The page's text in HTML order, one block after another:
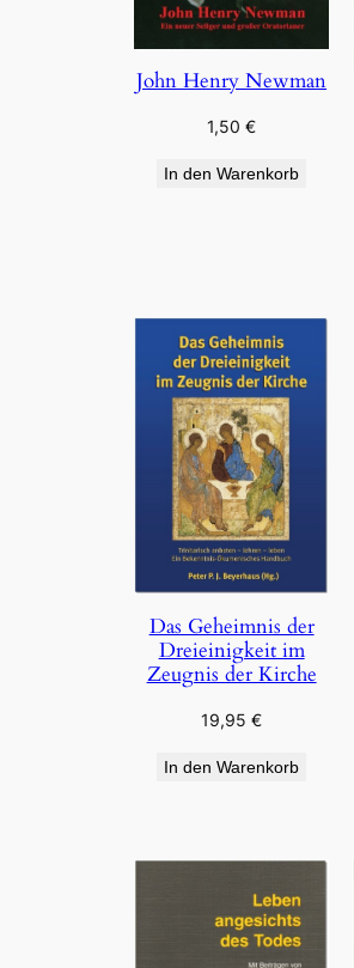
John Henry Newman
1,50€
In den Warenkorb
Das Geheimnis der
Dreieinigkeit im
Zeugnis der Kirche
19,95€
In den Warenkorb